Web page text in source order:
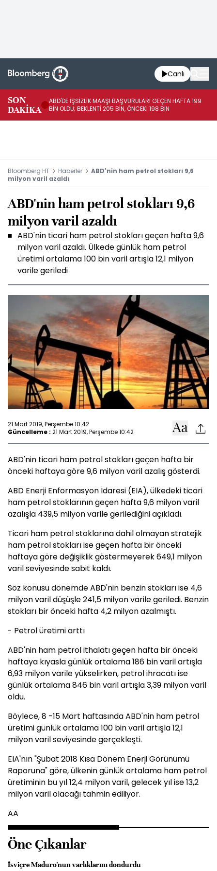
Canlı
SON
DAKİKA
ABD'DE İŞSİZLİK MAAŞI BAŞVURULARI GEÇEN HAFTA 199
BİN OLDU; BEKLENTİ 205 BİN, ÖNCEKİ 198 BİN
Bloomberg HT Haberler
ABD'nin ham petrol stokları 9,6
milyon varil azaldı
ABD'nin ham petrol stokları 9,6
milyon varil azaldı
ABD'nin ticari ham petrol stokları geçen hafta 9,6
milyon varil azaldı. Ülkede günlük ham petrol
üretimi ortalama 100 bin varil artışla 12,1 milyon
varile geriledi
21 Mart 2019, Perşembe 10:42
Güncelleme : 21 Mart 2019, Perşembe 10:42
ABD'nin ticari ham petrol stokları geçen hafta bir
önceki haftaya göre 9,6 milyon varil azalış gösterdi.
ABD Enerji Enformasyon İdaresi (EIA), ülkedeki ticari
ham petrol stoklarının geçen hafta 9,6 milyon varil
azalışla 439,5 milyon varile gerilediğini açıkladı.
Ticari ham petrol stoklarına dahil olmayan stratejik
ham petrol stokları ise geçen hafta bir önceki
haftaya göre değişiklik göstermeyerek 649,1 milyon
varil seviyesinde sabit kaldı.
Söz konusu dönemde ABD'nin benzin stokları ise 4,6
milyon varil düşüşle 241,5 milyon varile geriledi. Benzin
stokları bir önceki hafta 4,2 milyon azalmıştı.
- Petrol üretimi arttı
ABD'nin ham petrol ithalatı geçen hafta bir önceki
haftaya kıyasla günlük ortalama 186 bin varil artışla
6,93 milyon varile yükselirken, petrol ihracatı ise
günlük ortalama 846 bin varil artışla 3,39 milyon varil
oldu.
Böylece, 8 -15 Mart haftasında ABD'nin ham petrol
üretimi günlük ortalama 100 bin varil artışla 12,1
milyon varil seviyesinde gerçekleşti.
EIA'nın "Şubat 2018 Kısa Dönem Enerji Görünümü
Raporuna" göre, ülkenin günlük ortalama ham petrol
üretiminin bu yıl 12,4 milyon varil, gelecek yıl ise 13,2
milyon varil olacağı tahmin ediliyor.
AA
Öne Çıkanlar
İsviçre Maduro'nun varlıklarını dondurdu